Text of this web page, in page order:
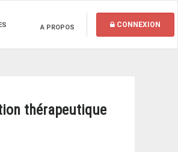
A PROPOS CONNEXION
thérapeutique